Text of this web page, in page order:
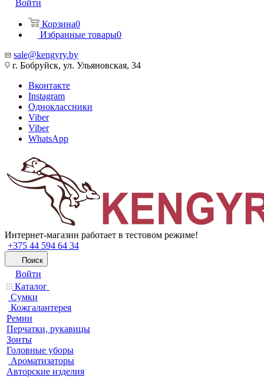
Войти
Корзина0
Избранные товары0
sale@kengyry.by
г. Бобруйск, ул. Ульяновская, 34
Вконтакте
Instagram
Одноклассники
Viber
Viber
WhatsApp
Интернет-магазин работает в тестовом режиме!
+375 44 594 64 34
Поиск
Войти
Каталог
Сумки
Кожгалантерея
Ремни
Перчатки, рукавицы
Зонты
Головные уборы
Ароматизаторы
Авторские изделия